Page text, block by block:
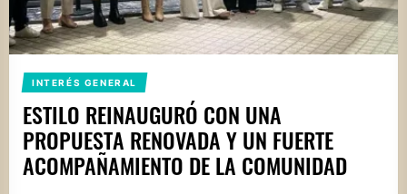
INTERÉS GENERAL
ESTILO REINAUGURÓ CON UNA
PROPUESTA RENOVADA Y UN FUERTE
ACOMPAÑAMIENTO DE LA COMUNIDAD